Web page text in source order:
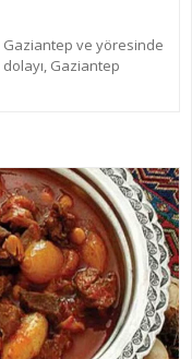
Gaziantep ve yöresinde
Gaziantep